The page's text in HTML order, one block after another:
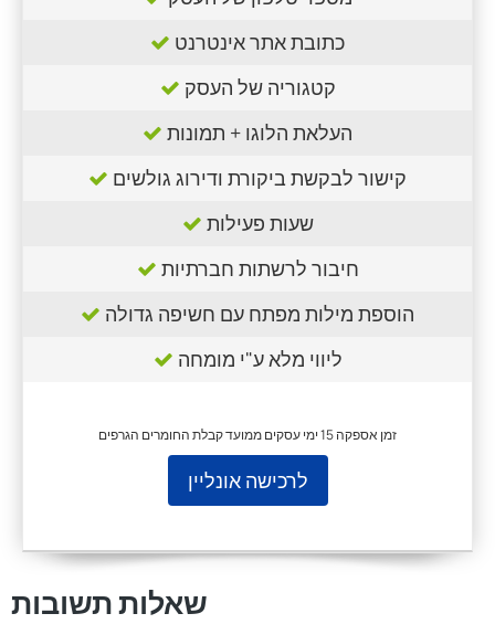
כתובת אתר אינטרנט
קטגוריה של העסק
העלאת הלוגו + תמונות
קישור לבקשת ביקורת ודירוג גולשים
שעות פעילות
חיבור לרשתות חברתיות
הוספת מילות מפתח עם חשיפה גדולה
ליווי מלא ע"י מומחה
זמן אספקה 15 ימי עסקים ממועד קבלת החומרים הגרפים
לרכישה אונליין
שאלות תשובות